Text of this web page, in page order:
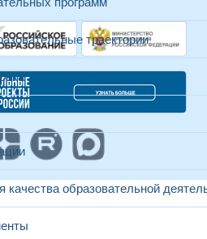
траектории
качества образовательной